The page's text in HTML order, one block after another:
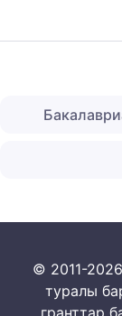
© 2011-
туралы
гранттар